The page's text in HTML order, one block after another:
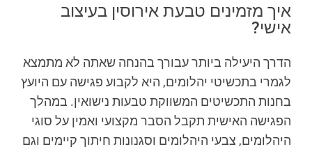
איך מזמינים טבעת אירוסין בעיצוב
אישי?
הדרך היעילה ביותר עבורך בהנחה שאתה לא מתמצא
לגמרי בתכשיטי יהלומים, היא לקבוע פגישה עם היועץ
בחנות התכשיטים המשווקת טבעות נישואין. במהלך
הפגישה האישית תקבל הסבר מקצועי ואמין על סוגי
היהלומים, צבעי היהלומים וסגנונות חיתוך קיימים וגם